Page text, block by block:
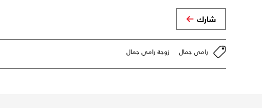
شارك
رامي جمال زوجة رامي جمال